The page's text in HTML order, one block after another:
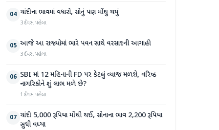
04 ચાંદીના ભાવમાં વધારો, સોનું પણ મોંઘુ થયું
3 દિવસ પહેલા
05 આજે આ રાજ્યોમાં ભારે પવન સાથે વરસાદની આગાહી
3 દિવસ પહેલા
06 SBI માં 12 મહિનાની FD પર કેટલું વ્યાજ મળશે, વરિષ્ઠ
નાગરિકોને શું લાભ મળે છે?
1 દિવસ પહેલા
07 ચાંદી 5,000 રૂપિયા મોંઘી થઈ, સોનાના ભાવ 2,200 રૂપિયા
સુધી વધ્યા